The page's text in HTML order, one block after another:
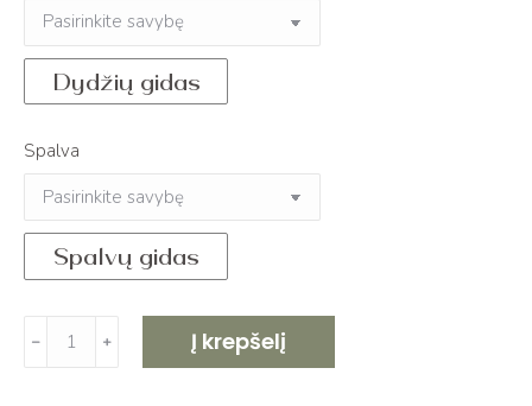
Dydžių gidas
Spalva
Spalvų gidas
produkto
kiekis:
﹣ ﹢ Į krepšelį